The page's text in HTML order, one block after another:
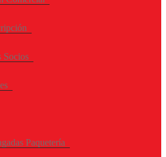
Socios
Paquetería